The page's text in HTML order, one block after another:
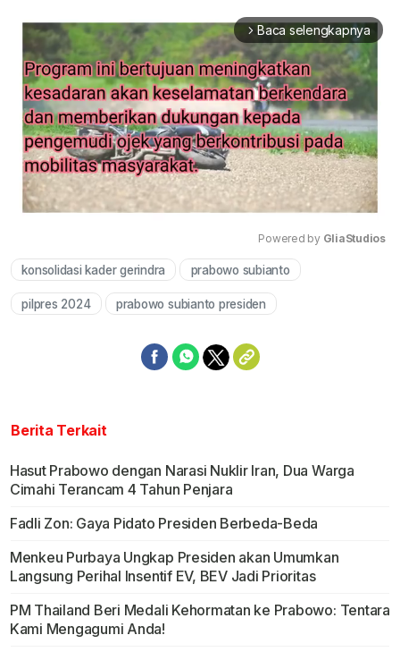
arrow_forward_ios Baca selengkapnya
Powered by GliaStudios
konsolidasi kader gerindra prabowo subianto
pilpres 2024 prabowo subianto presiden
Berita Terkait
Hasut Prabowo dengan Narasi Nuklir Iran, Dua Warga
Cimahi Terancam 4 Tahun Penjara
Fadli Zon: Gaya Pidato Presiden Berbeda-Beda
Menkeu Purbaya Ungkap Presiden akan Umumkan
Langsung Perihal Insentif EV, BEV Jadi Prioritas
PM Thailand Beri Medali Kehormatan ke Prabowo: Tentara
Kami Mengagumi Anda!